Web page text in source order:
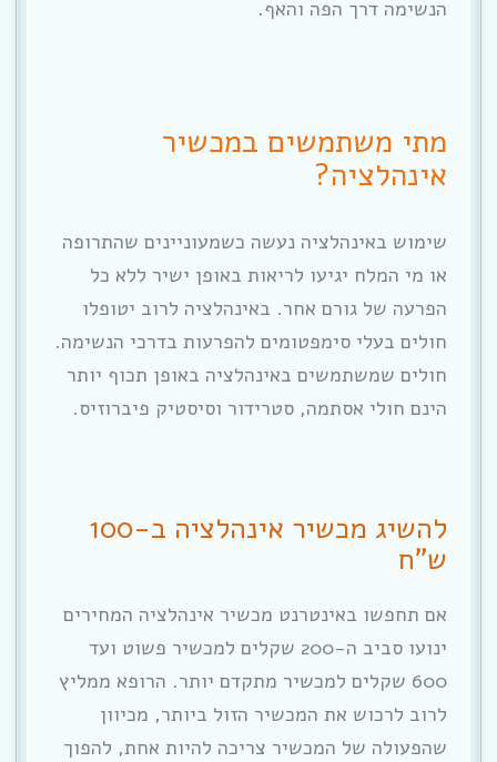
הנשימה דרך הפה והאף.
מתי משתמשים במכשיר
אינהלציה?
שימוש באינהלציה נעשה כשמעוניינים שהתרופה
או מי המלח יגיעו לריאות באופן ישיר ללא כל
הפרעה של גורם אחר. באינהלציה לרוב יטופלו
חולים בעלי סימפטומים להפרעות בדרכי הנשימה.
חולים שמשתמשים באינהלציה באופן תכוף יותר
הינם חולי אסתמה, סטרידור וסיסטיק פיברוזיס.
להשיג מכשיר אינהלציה ב-100
ש”ח
אם תחפשו באינטרנט מכשיר אינהלציה המחירים
ינועו סביב ה-200 שקלים למכשיר פשוט ועד
600 שקלים למכשיר מתקדם יותר. הרופא ממליץ
לרוב לרכוש את המכשיר הזול ביותר, מכיוון
שהפעולה של המכשיר צריכה להיות אחת, להפוך